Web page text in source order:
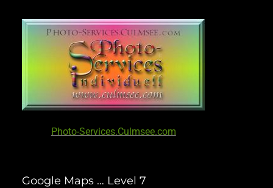
Photo-Services.Culmsee.com
Google Maps … Level 7